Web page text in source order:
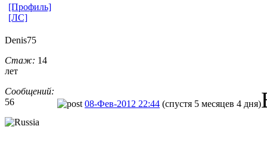
[Профиль]
[ЛС]
Denis75
Стаж: 14
лет
Сообщений:
56
08-Фев-2012 22:44 (спустя 5 месяцев 4 дня)